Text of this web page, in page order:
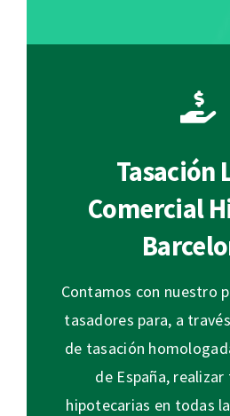
Tasación
Comercial
Contamos con nuestro
tasadores para, a
de tasación
de España,
hipotecarias en todas